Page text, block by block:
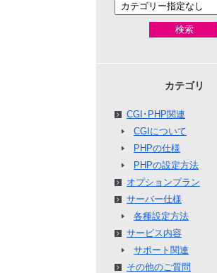
検索
カテゴリ
CGI･PHP関連
CGIについて
PHPの仕様
PHPの設定方法
オプションプラン
サーバー仕様
各種設定方法
サービス内容
サポート関連
その他のご質問